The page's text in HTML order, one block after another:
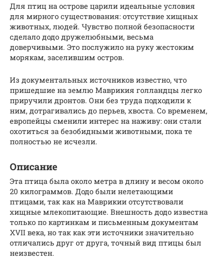
Для птиц на острове царили идеальные условия
для мирного существования: отсутствие хищных
животных, людей. Чувство полной безопасности
сделало додо дружелюбными, весьма
доверчивыми. Это послужило на руку жестоким
морякам, заселившим остров.
Из документальных источников известно, что
пришедшие на землю Маврикия голландцы легко
приручили дронтов. Они без труда подходили к
ним, дотрагивались до перьев, хвоста. Со временем,
европейцы сменили интерес на наживу: они стали
охотиться за безобидными животными, пока те
полностью не исчезли.
Описание
Эта птица была около метра в длину и весом около
20 килограммов. Додо были нелетающими
птицами, так как на Маврикии отсутствовали
хищные млекопитающие. Внешность додо известна
только по картинкам и письменным документам
XVII века, но так как эти источники значительно
отличались друг от друга, точный вид птицы был
неизвестен.